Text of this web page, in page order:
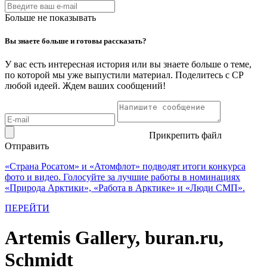
Больше не показывать
Вы знаете больше и готовы рассказать?
У вас есть интересная история или вы знаете больше о теме,
по которой мы уже выпустили материал. Поделитесь с СР
любой идеей. Ждем ваших сообщений!
Прикрепить файл
Отправить
«Страна Росатом» и «Атомфлот» подводят итоги конкурса
фото и видео. Голосуйте за лучшие работы в номинациях
«Природа Арктики», «Работа в Арктике» и «Люди СМП».
ПЕРЕЙТИ
Artemis Gallery, buran.ru,
Schmidt